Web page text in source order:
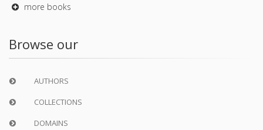
more books
Browse our
AUTHORS
COLLECTIONS
DOMAINS